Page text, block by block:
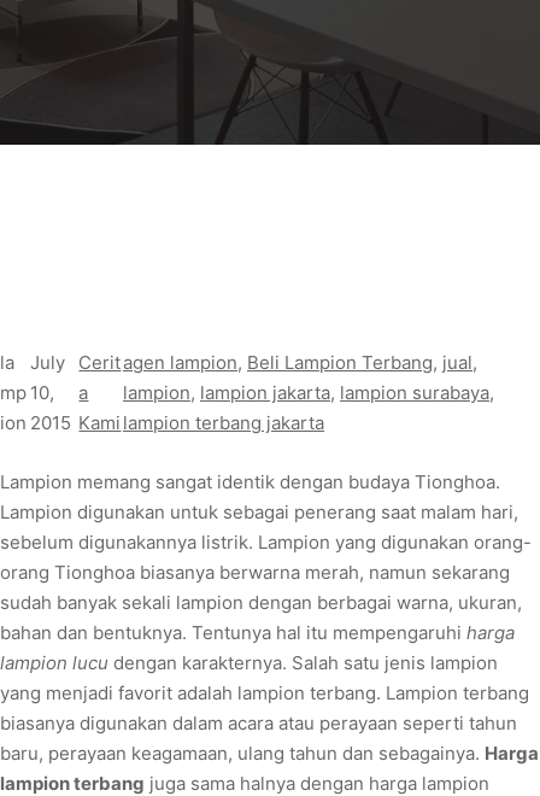
la
mp
ion
July
10,
2015
Cerit
a
Kami
agen lampion, Beli Lampion Terbang, jual
lampion, lampion jakarta, lampion surabaya
lampion terbang jakarta
Lampion memang sangat identik dengan budaya Tionghoa.
Lampion digunakan untuk sebagai penerang saat malam hari,
sebelum digunakannya listrik. Lampion yang digunakan orang-
orang Tionghoa biasanya berwarna merah, namun sekarang
sudah banyak sekali lampion dengan berbagai warna, ukuran,
bahan dan bentuknya. Tentunya hal itu mempengaruhi harga
lampion lucu dengan karakternya. Salah satu jenis lampion
yang menjadi favorit adalah lampion terbang. Lampion terbang
biasanya digunakan dalam acara atau perayaan seperti tahun
baru, perayaan keagamaan, ulang tahun dan sebagainya. Harga
lampion terbang juga sama halnya dengan harga lampion